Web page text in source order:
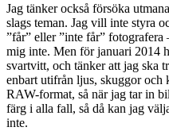
Jag tänker också försöka
slags teman. Jag vill inte styra
”får” eller ”inte får”
mig inte. Men för januari 2014
svartvitt, och tänker att jag ska
enbart utifrån ljus, skuggor och
RAW-format, så när jag tar in
färg i alla fall, så då kan jag
inte.